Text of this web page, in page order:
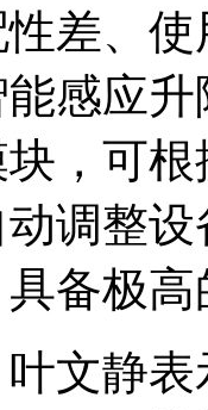
差、
感应
，可
调整
备极
文静